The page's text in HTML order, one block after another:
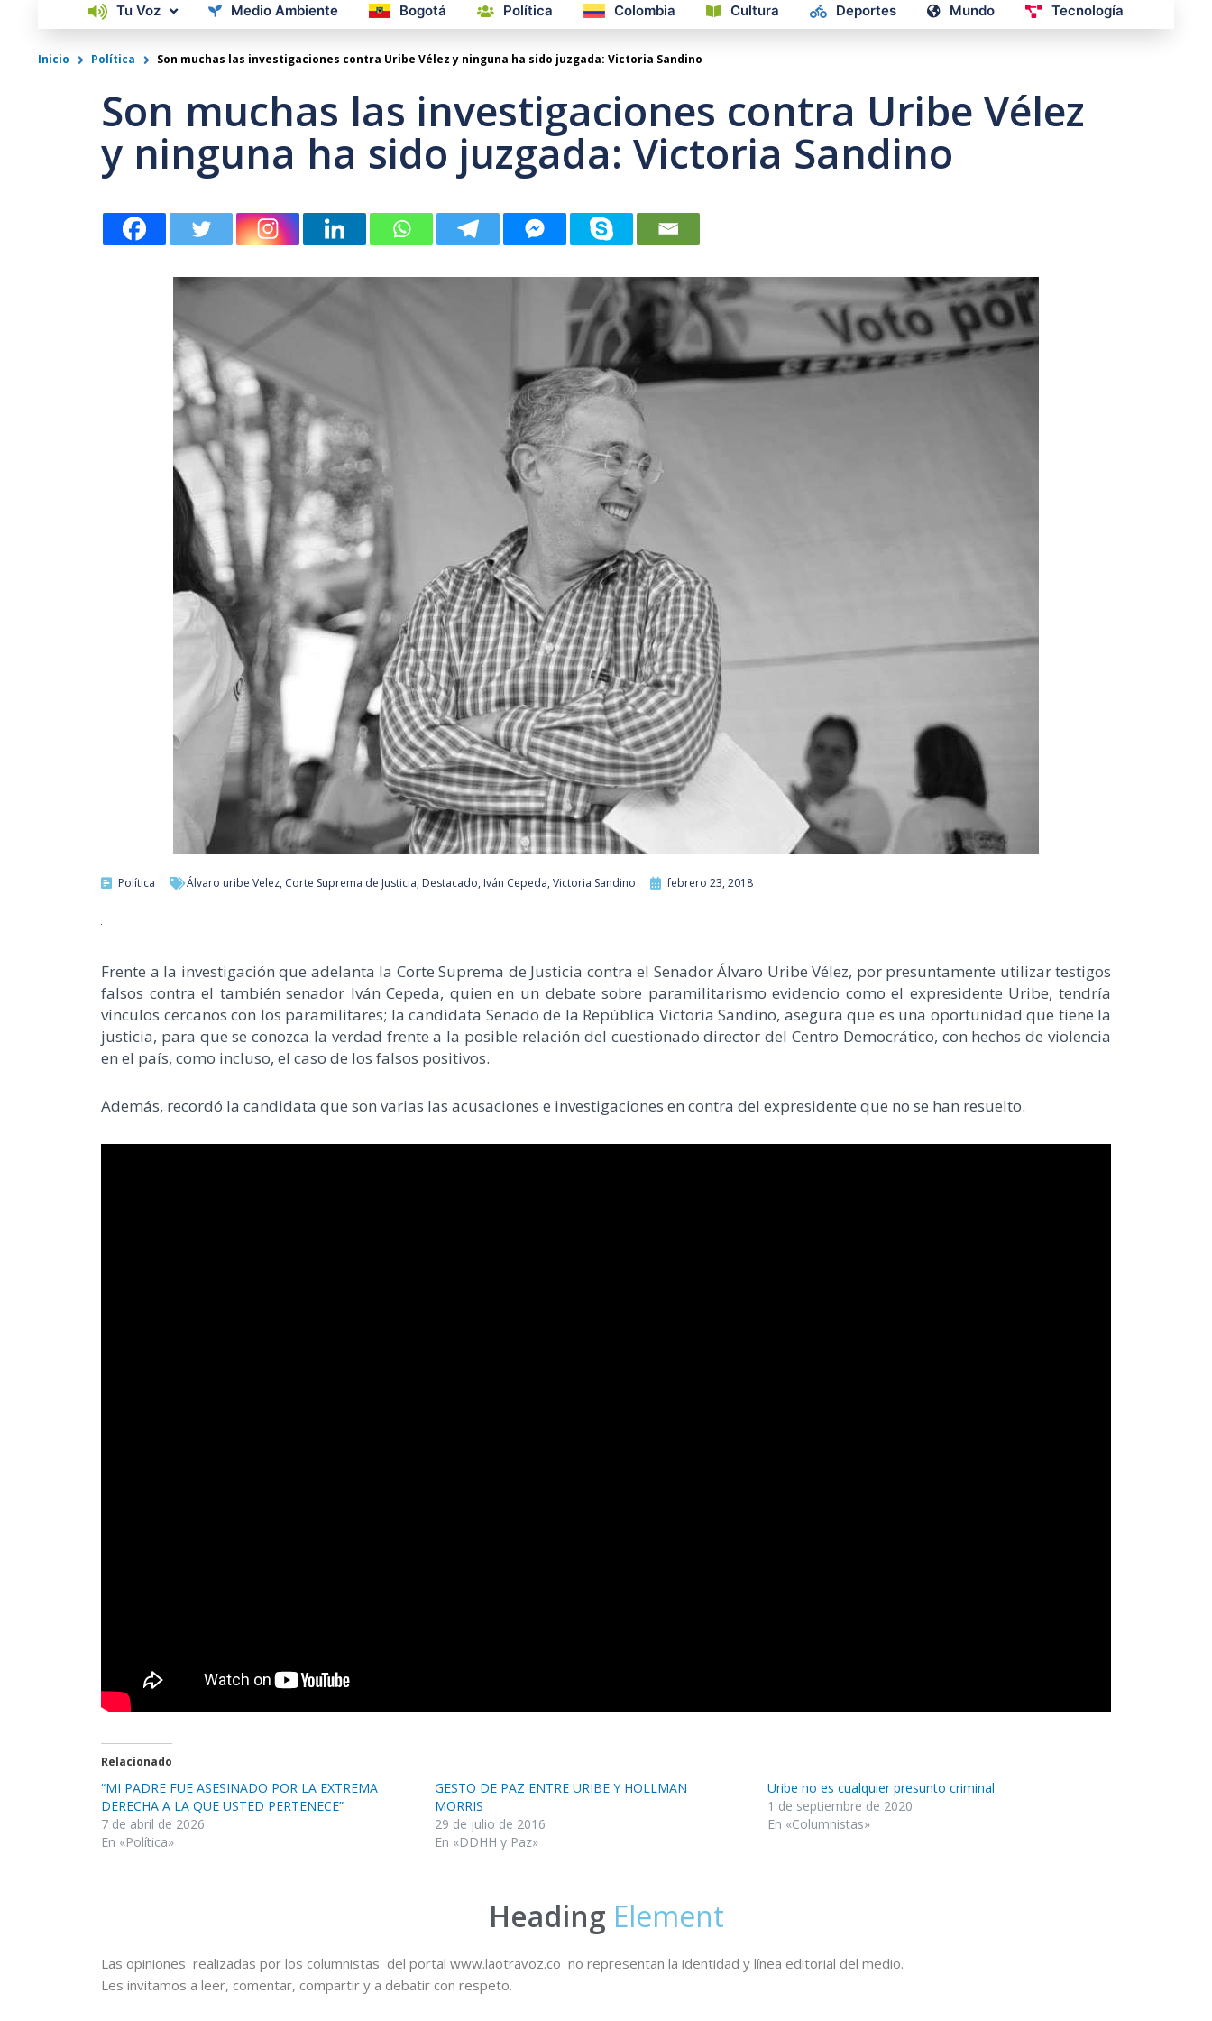
Tu Voz Medio Ambiente Bogotá Política Colombia Cultura Deportes Mundo Tecnología
Inicio Política Son muchas las investigaciones contra Uribe Vélez y ninguna ha sido juzgada: Victoria Sandino
Son muchas las investigaciones contra Uribe Vélez
y ninguna ha sido juzgada: Victoria Sandino
Política Álvaro uribe Velez, Corte Suprema de Justicia, Destacado, Iván Cepeda, Victoria Sandino febrero 23, 2018
Frente a la investigación que adelanta la Corte Suprema de Justicia contra el Senador Álvaro Uribe Vélez, por presuntamente utilizar testigos
falsos contra el también senador Iván Cepeda, quien en un debate sobre paramilitarismo evidencio como el expresidente Uribe, tendría
vínculos cercanos con los paramilitares; la candidata Senado de la República Victoria Sandino, asegura que es una oportunidad que tiene la
justicia, para que se conozca la verdad frente a la posible relación del cuestionado director del Centro Democrático, con hechos de violencia
en el país, como incluso, el caso de los falsos positivos.
Además, recordó la candidata que son varias las acusaciones e investigaciones en contra del expresidente que no se han resuelto.
Relacionado
“MI PADRE FUE ASESINADO POR LA EXTREMA
DERECHA A LA QUE USTED PERTENECE”
7 de abril de 2026
En «Política»
GESTO DE PAZ ENTRE URIBE Y HOLLMAN
MORRIS
29 de julio de 2016
En «DDHH y Paz»
Uribe no es cualquier presunto criminal
1 de septiembre de 2020
En «Columnistas»
Heading Element
Las opiniones realizadas por los columnistas del portal www.laotravoz.co no representan la identidad y línea editorial del medio.
Les invitamos a leer, comentar, compartir y a debatir con respeto.